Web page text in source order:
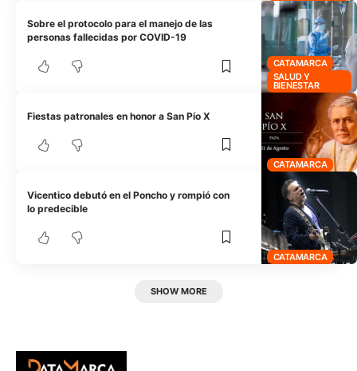
CATAMARCA
SALUD Y
BIENESTAR
Sobre el protocolo para el manejo de las
personas fallecidas por COVID-19
CATAMARCA
Fiestas patronales en honor a San Pío X
CATAMARCA
Vicentico debutó en el Poncho y rompió con
lo predecible
SHOW MORE